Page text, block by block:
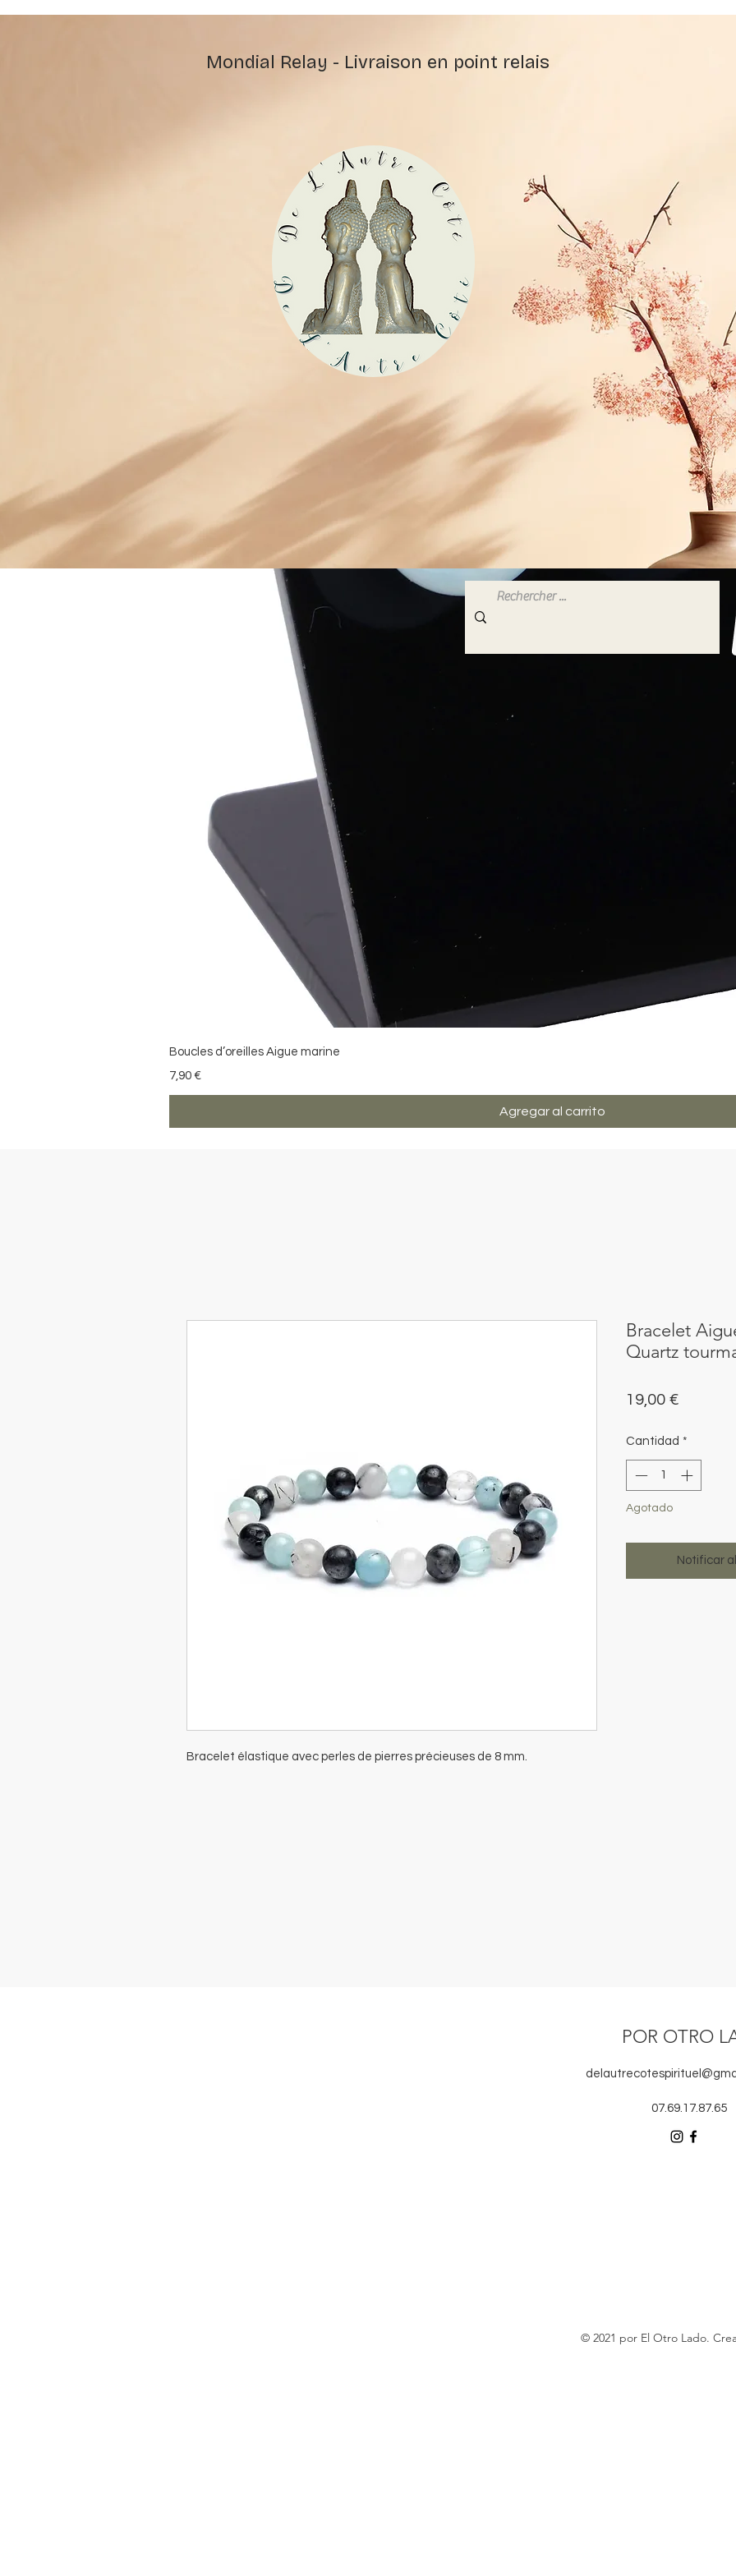
Mondial Relay - Livraison en point relais
Boucles d’oreilles Aigue marine
Precio
7,90 €
Agregar al carrito
Bracelet élastique avec perles de pierres précieuses de 8 mm.
Bracelet
Quartz
19,00 €Precio
Cantidad *
Agotado
Notificar
POR OTRO
07.69.17.87.65
© 2021 por El Otro Lado.